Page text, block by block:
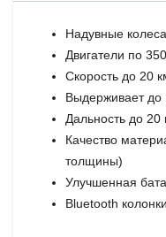
Надувные
Двигатели по
Скорость до 20
Выдерживает до
Дальность до 20
Качество
толщины)
Улучшенная
Bluetooth колонки